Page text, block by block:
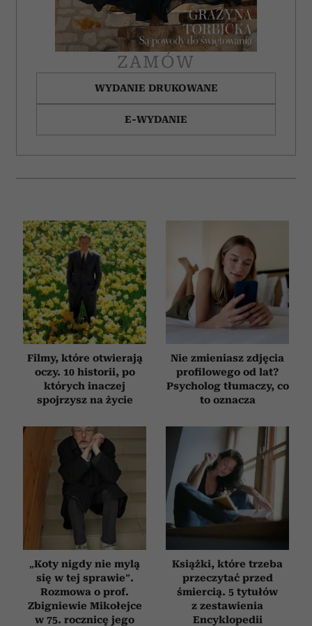
ZAMÓW
WYDANIE DRUKOWANE
E-WYDANIE
Filmy, które otwierają
oczy. 10 historii, po
których inaczej
spojrzysz na życie
Nie zmieniasz zdjęcia
profilowego od lat?
Psycholog tłumaczy, co
to oznacza
„Koty nigdy nie mylą
się w tej sprawie”.
Rozmowa o prof.
Zbigniewie Mikołejce
w 75. rocznicę jego
Książki, które trzeba
przeczytać przed
śmiercią. 5 tytułów
z zestawienia
Encyklopedii